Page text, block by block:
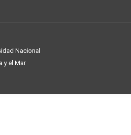
Nacional
y el Mar